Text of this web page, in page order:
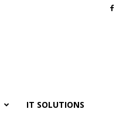
IT SOLUTIONS